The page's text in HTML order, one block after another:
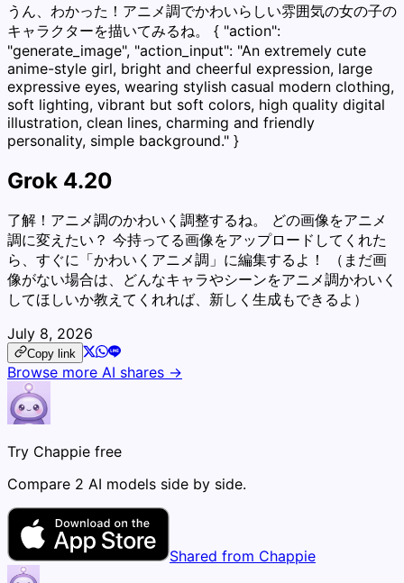
うん、わかった！アニメ調でかわいらしい雰囲気の女の子の
キャラクターを描いてみるね。 { "action":
"generate_image", "action_input": "An extremely cute
anime-style girl, bright and cheerful expression, large
expressive eyes, wearing stylish casual modern clothing,
soft lighting, vibrant but soft colors, high quality digital
illustration, clean lines, charming and friendly
personality, simple background." }
Grok 4.20
了解！アニメ調のかわいく調整するね。 どの画像をアニメ
調に変えたい？ 今持ってる画像をアップロードしてくれた
ら、すぐに「かわいくアニメ調」に編集するよ！ （まだ画
像がない場合は、どんなキャラやシーンをアニメ調かわいく
してほしいか教えてくれれば、新しく生成もできるよ）
July 8, 2026
Copy link
Browse more AI shares →
Try Chappie free
Compare 2 AI models side by side.
Shared from Chappie